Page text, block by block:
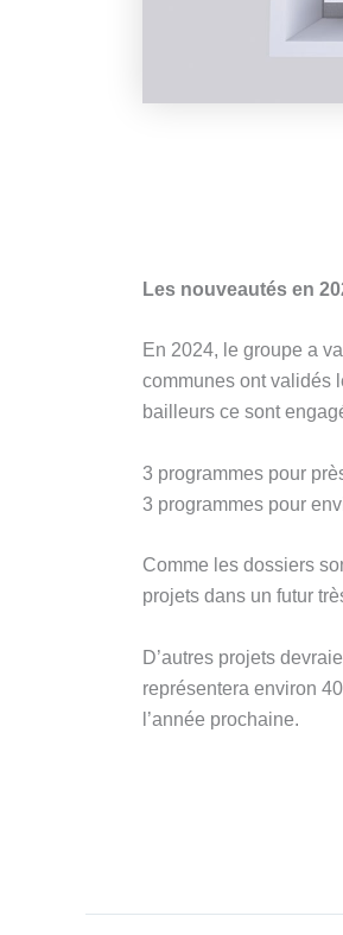
Les nouveautés en
En 2024, le groupe a
communes ont validés
bailleurs ce sont
3 programmes pour
3 programmes pour
Comme les dossiers
projets dans un futur
D’autres projets
représentera environ
l’année prochaine.